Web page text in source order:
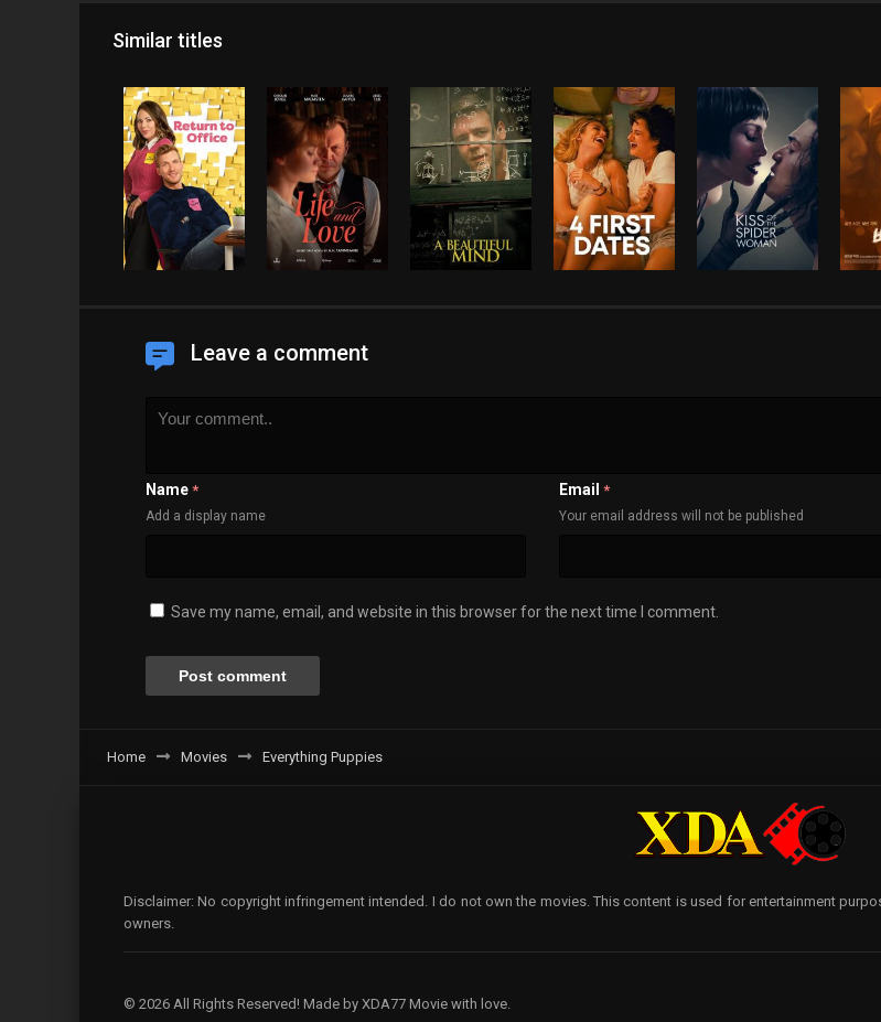
Similar titles
Leave a comment
Name *
Add a display name
Email *
Your email address will not be published
Save my name, email, and website in this browser for the next time I comment.
Home Movies Everything Puppies
Disclaimer: No copyright infringement intended. I do not own the movies. This content is used for entertainment
owners.
© 2026 All Rights Reserved! Made by XDA77 Movie with love.